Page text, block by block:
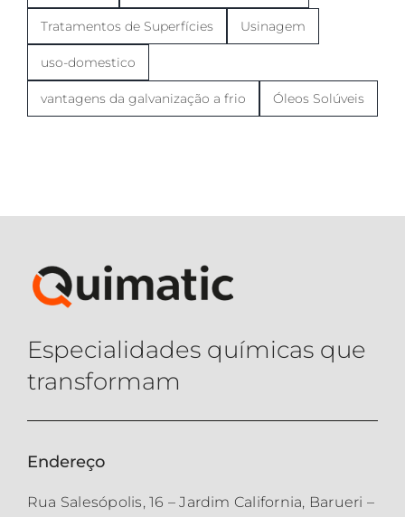
Tratamentos de Superfícies Usinagem
uso-domestico
vantagens da galvanização a frio Óleos Solúveis
Especialidades químicas que
transformam
Endereço
Rua Salesópolis, 16 – Jardim California, Barueri –